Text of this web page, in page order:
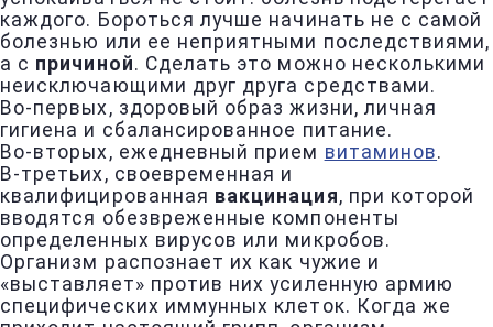
каждого. Бороться лучше начинать не с самой
болезнью или ее неприятными последствиями,
а с причиной. Сделать это можно несколькими
неисключающими друг друга средствами.
Во-первых, здоровый образ жизни, личная
гигиена и сбалансированное питание.
Во-вторых, ежедневный прием витаминов.
В-третьих, своевременная и
квалифицированная вакцинация, при которой
вводятся обезвреженные компоненты
определенных вирусов или микробов.
Организм распознает их как чужие и
«выставляет» против них усиленную армию
специфических иммунных клеток. Когда же